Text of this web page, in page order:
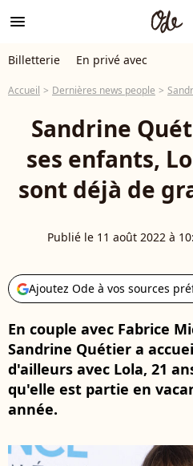
menu
Billetterie En privé avec
Accueil Dernières news people
Sandrine
ses enfants,
sont déjà de
Publié le 11 août 2022 à
Ajoutez Ode à vos sources
En couple avec Fabrice
Sandrine Quétier a
d'ailleurs avec Lola, 21
qu'elle est partie en
année.